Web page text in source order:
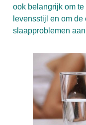
ook belangrijk om
levensstijl en om
slaapproblemen